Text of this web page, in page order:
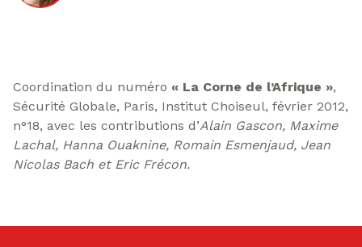
Coordination du numéro « La Corne de l’Afrique »,
Sécurité Globale, Paris, Institut Choiseul, février 2012,
n°18, avec les contributions d’Alain Gascon, Maxime
Lachal, Hanna Ouaknine, Romain Esmenjaud, Jean
Nicolas Bach et Eric Frécon.